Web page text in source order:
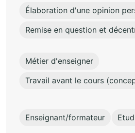
Élaboration d'une opinion
Remise en question et
Métier d'enseigner
Travail avant le cours
Enseignant/formateur